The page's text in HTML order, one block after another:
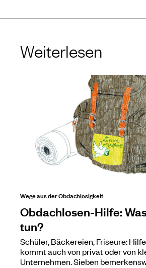
Weiterlesen
Wege aus der Obdachlosigkeit
Obdachlosen-Hilfe:
tun?
Schüler, Bäckereien, Friseure:
kommt auch von privat oder von
Unternehmen. Sieben